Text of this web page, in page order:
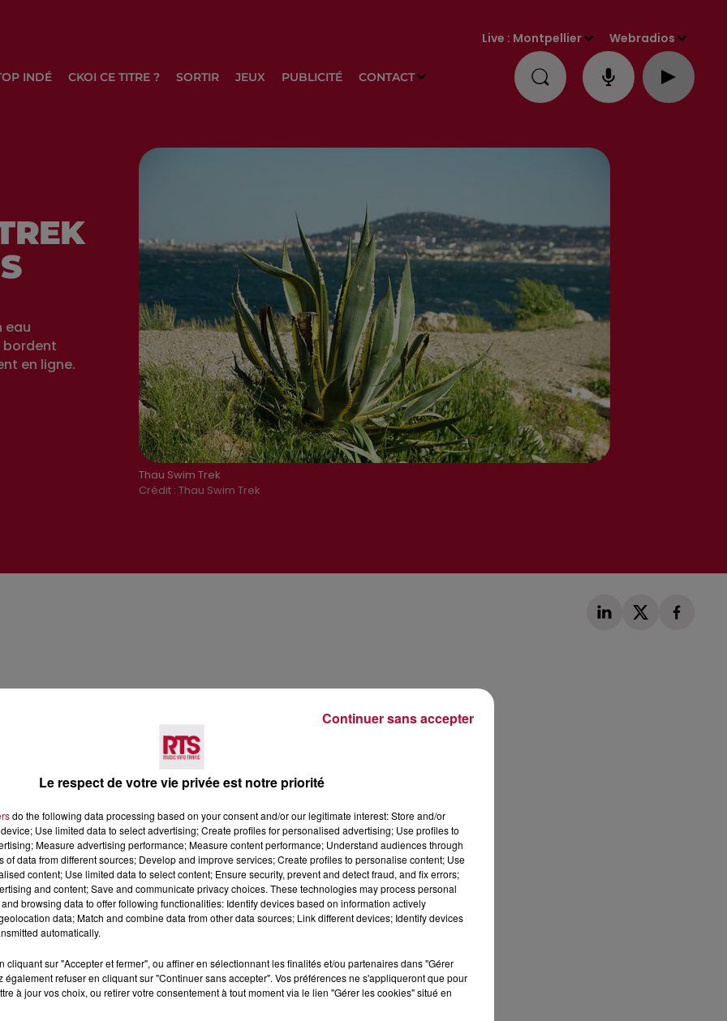
INDÉ CKOI CE TITRE ? SORTIR JEUX PUBLICITÉ CONTACT
Live : Montpellier Webradios
Thau Swim Trek
Crédit :Thau Swim Trek
eau
bordent
en ligne.
RÊVE DU
» INVESTIT LES
3...
l'été dernier, le
du gladiateur »
l'amphithéâtre
4 août 2026
FÊTE DE LA POLYNÉSIE À
Le respect de votre vie privée est notre priorité
do the following data processing based on your consent and/or our legitimate interest: Store and/or
Use limited data to select advertising; Create profiles for personalised advertising; Use profiles to
Measure advertising performance; Measure content performance; Understand audiences through
of data from different sources; Develop and improve services; Create profiles to personalise content; Use
content; Use limited data to select content; Ensure security, prevent and detect fraud, and fix errors;
and content; Save and communicate privacy choices. These technologies may process personal
browsing data to offer following functionalities: Identify devices based on information actively
data; Match and combine data from other data sources; Link different devices; Identify devices
automatically.
cliquant sur "Accepter et fermer", ou affiner en sélectionnant les finalités et/ou partenaires dans "Gérer
également refuser en cliquant sur "Continuer sans accepter". Vos préférences ne s'appliqueront que pour
à jour vos choix, ou retirer votre consentement à tout moment via le lien "Gérer les cookies" situé en
Continuer sans accepter